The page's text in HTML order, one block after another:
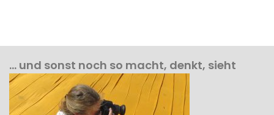
… und sonst noch so macht, denkt, sieht